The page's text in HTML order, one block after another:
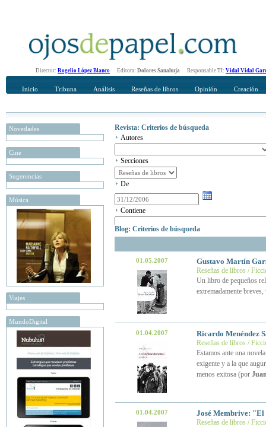
Director: Rogelio López Blanco Editora: Dolores Sanahuja Responsable TI: Vidal Vidal
Inicio Tribuna Análisis Reseñas de libros Opinión Creación
Novedades
Cine
Sugerencias
Música
Viajes
MundoDigital
Revista: Criterios de búsqueda
Autores
Secciones
De
Contiene
Blog: Criterios de búsqueda
01.05.2007 Gustavo Martín
Reseñas de libros /
Un libro de pequeños
extremadamente
01.04.2007 Ricardo Menéndez
Reseñas de libros /
Estamos ante una
exigente y a la que
menos exitosa (por
01.04.2007 José Membrive: "El
Reseñas de libros /